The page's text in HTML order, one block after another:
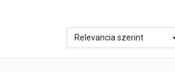
Relevancia szerint